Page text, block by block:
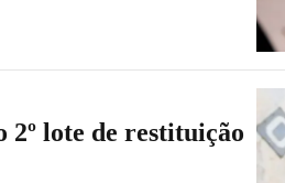
2º lote de restituição